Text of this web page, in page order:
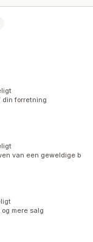
din forretning
van een geweldige b
mere salg